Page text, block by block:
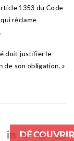
1353 du Code
réclame
doit justifier le
son obligation. »